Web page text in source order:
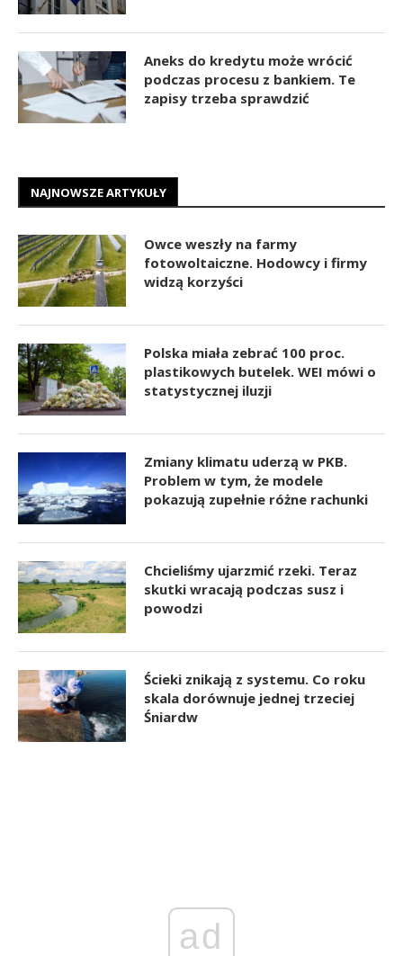
Aneks do kredytu może wrócić
podczas procesu z bankiem. Te
zapisy trzeba sprawdzić
NAJNOWSZE ARTYKUŁY
Owce weszły na farmy
fotowoltaiczne. Hodowcy i firmy
widzą korzyści
Polska miała zebrać 100 proc.
plastikowych butelek. WEI mówi o
statystycznej iluzji
Zmiany klimatu uderzą w PKB.
Problem w tym, że modele
pokazują zupełnie różne rachunki
Chcieliśmy ujarzmić rzeki. Teraz
skutki wracają podczas susz i
powodzi
Ścieki znikają z systemu. Co roku
skala dorównuje jednej trzeciej
Śniardw
ad